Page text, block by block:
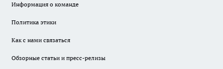
Информация о команде
Политика этики
Как с нами связаться
Обзорные статьи и пресс-релизы